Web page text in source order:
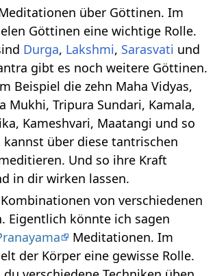
über Göttinen. Im
Göttinen eine wichtige Rolle.
Durga, Lakshmi, Sarasvati und
gibt es noch weitere Göttinen.
Beispiel die zehn Maha Vidyas,
Mukhi, Tripura Sundari, Kamala,
Kameshvari, Maatangi und so
kannst über diese tantrischen
Und so ihre Kraft
in dir wirken lassen.
von verschiedenen
Eigentlich könnte ich sagen
Meditationen. Im
der Körper eine gewisse Rolle.